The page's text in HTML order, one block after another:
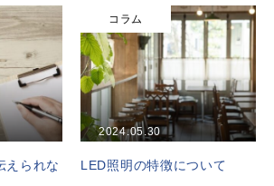
について
コラム
見積りのチェックポイン
2026.01.21